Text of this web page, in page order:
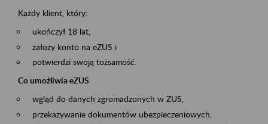
Każdy klient, który:
ukończył 18 lat,
założy konto na eZUS i
potwierdzi swoją tożsamość.
Co umożliwia eZUS
wgląd do danych zgromadzonych w ZUS,
przekazywanie dokumentów ubezpieczeniowych,